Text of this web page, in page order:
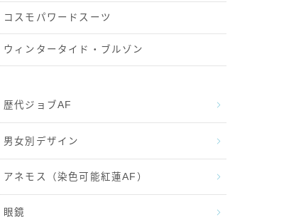
コスモパワードスーツ
ウィンタータイド・ブルゾン
歴代ジョブAF
男女別デザイン
アネモス（染色可能紅蓮AF）
眼鏡